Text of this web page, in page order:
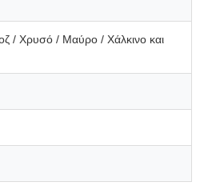
/ Χρυσό / Μαύρο / Χάλκινο και